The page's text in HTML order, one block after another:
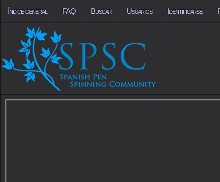
Índice general FAQ Buscar Usuarios Identificarse